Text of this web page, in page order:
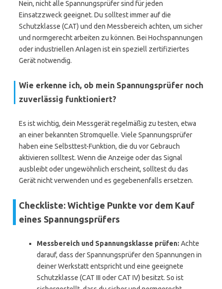
Nein, nicht alle Spannungsprüfer sind für jeden
Einsatzzweck geeignet. Du solltest immer auf die
Schutzklasse (CAT) und den Messbereich achten, um sicher
und normgerecht arbeiten zu können. Bei Hochspannungen
oder industriellen Anlagen ist ein speziell zertifiziertes
Gerät notwendig.
Wie erkenne ich, ob mein Spannungsprüfer noch
zuverlässig funktioniert?
Es ist wichtig, dein Messgerät regelmäßig zu testen, etwa
an einer bekannten Stromquelle. Viele Spannungsprüfer
haben eine Selbsttest-Funktion, die du vor Gebrauch
aktivieren solltest. Wenn die Anzeige oder das Signal
ausbleibt oder ungewöhnlich erscheint, solltest du das
Gerät nicht verwenden und es gegebenenfalls ersetzen.
Checkliste: Wichtige Punkte vor dem Kauf
eines Spannungsprüfers
Messbereich und Spannungsklasse prüfen: Achte
darauf, dass der Spannungsprüfer den Spannungen in
deiner Werkstatt entspricht und eine geeignete
Schutzklasse (CAT III oder CAT IV) besitzt. So ist